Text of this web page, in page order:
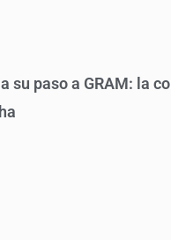
su paso a GRAM: la